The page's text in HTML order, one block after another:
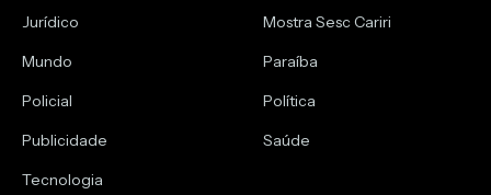
Jurídico
Mostra Sesc Cariri
Mundo
Paraíba
Policial
Política
Publicidade
Saúde
Tecnologia